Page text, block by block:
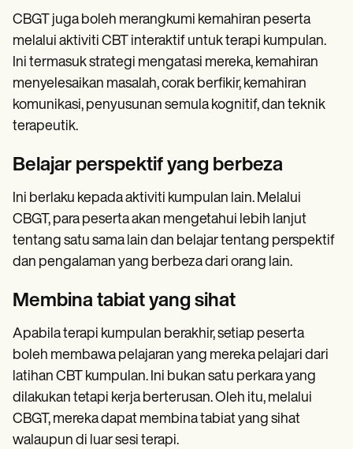
CBGT juga boleh merangkumi kemahiran peserta
melalui aktiviti CBT interaktif untuk terapi kumpulan.
Ini termasuk strategi mengatasi mereka, kemahiran
menyelesaikan masalah, corak berfikir, kemahiran
komunikasi, penyusunan semula kognitif, dan teknik
terapeutik.
Belajar perspektif yang berbeza
Ini berlaku kepada aktiviti kumpulan lain. Melalui
CBGT, para peserta akan mengetahui lebih lanjut
tentang satu sama lain dan belajar tentang perspektif
dan pengalaman yang berbeza dari orang lain.
Membina tabiat yang sihat
Apabila terapi kumpulan berakhir, setiap peserta
boleh membawa pelajaran yang mereka pelajari dari
latihan CBT kumpulan. Ini bukan satu perkara yang
dilakukan tetapi kerja berterusan. Oleh itu, melalui
CBGT, mereka dapat membina tabiat yang sihat
walaupun di luar sesi terapi.